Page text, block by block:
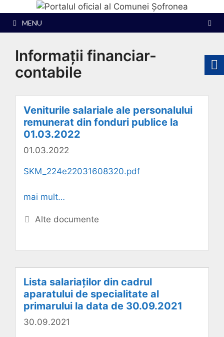
conținut
MENU
Informații financiar-
contabile
Veniturile salariale ale personalului
remunerat din fonduri publice la
01.03.2022
01.03.2022
SKM_224e22031608320.pdf
mai mult…
Categorii
Alte documente
Lista salariaților din cadrul
aparatului de specialitate al
primarului la data de 30.09.2021
30.09.2021